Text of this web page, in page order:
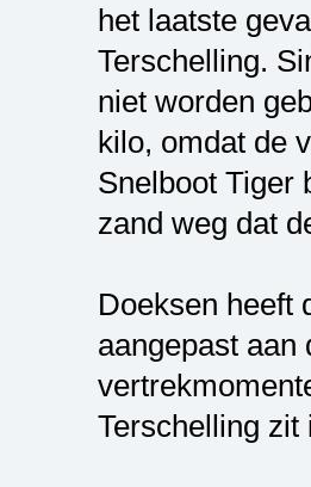
het laatste
Terschelling.
niet worden
kilo, omdat de
Snelboot Tiger
zand weg dat
Doeksen heeft
aangepast aan
Terschelling zit